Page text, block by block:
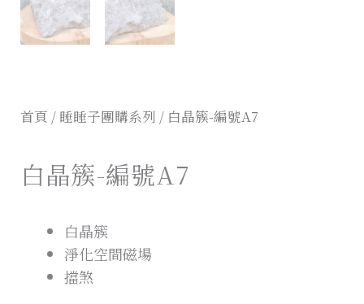
首頁 / 睡睡子團購系列 / 白晶簇-編號A7
白晶簇-編號A7
白晶簇
淨化空間磁場
擋煞